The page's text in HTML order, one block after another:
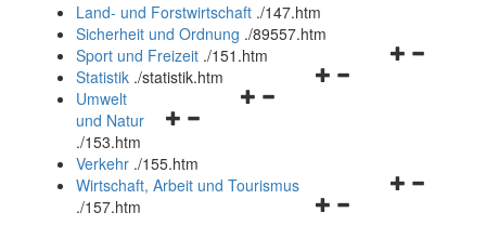
und
schließen
Land- und Forstwirtschaft ./147.htm
Sicherheit und Ordnung ./89557.htm
Navigationsmenü
Sport und Freizeit ./151.htm
Navigationsmenü
Statistik ./statistik.htm
Navigationsmenü
und
schließen
Umwelt
und Natur
./153.htm
Verkehr ./155.htm
Navigationsmenü
Wirtschaft, Arbeit und Tourismus
./157.htm